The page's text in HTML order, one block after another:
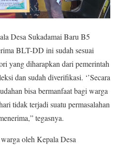
Desa Sukadamai Baru B5
BLT-DD ini sudah sesuai
yang diharapkan dari pemerintah
dan sudah diverifikasi. ‘’Secara
bisa bermanfaat bagi warga
tidak terjadi suatu permasalahan
tegasnya.
oleh Kepala Desa